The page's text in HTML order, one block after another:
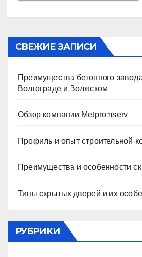
СВЕЖИЕ ЗАПИСИ
Преимущества бетонного
Волгограде и Волжском
Обзор компании Metpromserv
Профиль и опыт строительной
Преимущества и особенности
Типы скрытых дверей и их
РУБРИКИ